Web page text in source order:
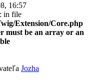
16:57
: in file
Extension/Core.php
must be an array or an
Jozha